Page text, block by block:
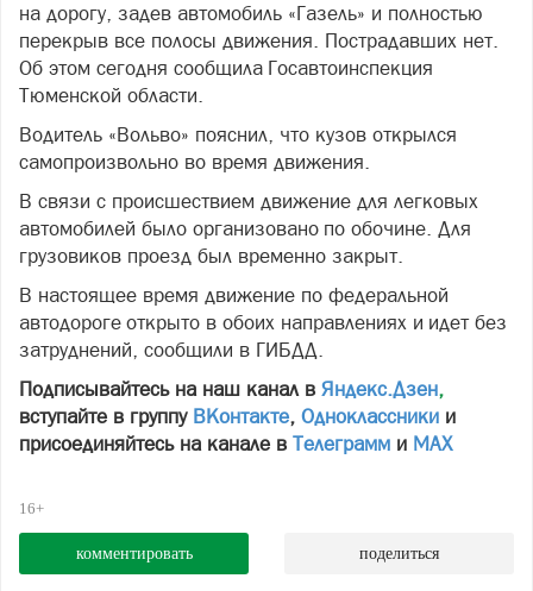
на дорогу, задев автомобиль «Газель» и полностью
перекрыв все полосы движения. Пострадавших нет.
Об этом сегодня сообщила Госавтоинспекция
Тюменской области.
Водитель «Вольво» пояснил, что кузов открылся
самопроизвольно во время движения.
В связи с происшествием движение для легковых
автомобилей было организовано по обочине. Для
грузовиков проезд был временно закрыт.
В настоящее время движение по федеральной
автодороге открыто в обоих направлениях и идет без
затруднений, сообщили в ГИБДД.
Подписывайтесь на наш канал в Яндекс.Дзен,
вступайте в группу ВКонтакте, Одноклассники и
присоединяйтесь на канале в Телеграмм и МАХ
16+
комментировать поделиться